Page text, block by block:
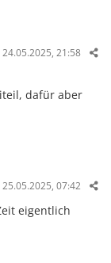
24.05.2025, 21:58
dafür aber
25.05.2025, 07:42
eigentlich